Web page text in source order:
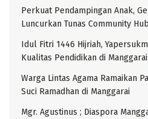
Perkuat Pendampingan Anak,
Luncurkan Tunas Community Hub
Idul Fitri 1446 Hijriah,
Kualitas Pendidikan di Manggarai
Warga Lintas Agama Ramaikan
Suci Ramadhan di Manggarai
Mgr. Agustinus ; Diaspora